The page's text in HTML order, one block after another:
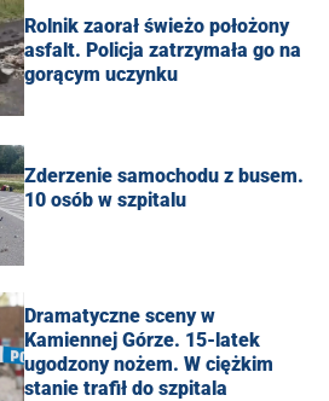
Rolnik zaorał świeżo położony
asfalt. Policja zatrzymała go na
gorącym uczynku
Zderzenie samochodu z busem.
10 osób w szpitalu
Dramatyczne sceny w
Kamiennej Górze. 15-latek
ugodzony nożem. W ciężkim
stanie trafił do szpitala